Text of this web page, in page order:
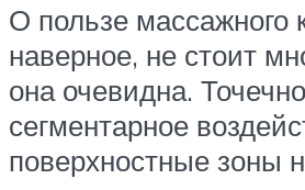
О пользе массажного
наверное, не стоит
она очевидна.
сегментарное
поверхностные зоны